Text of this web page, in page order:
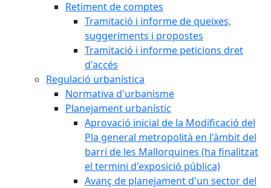
Retiment de comptes
Tramitació i informe de queixes,
suggeriments i propostes
Tramitació i informe peticions dret
d'accés
Regulació urbanística
Normativa d'urbanisme
Planejament urbanístic
Aprovació inicial de la Modificació del
Pla general metropolità en l'àmbit del
barri de les Mallorquines (ha finalitzat
el termini d'exposició pública)
Avanç de planejament d'un sector del